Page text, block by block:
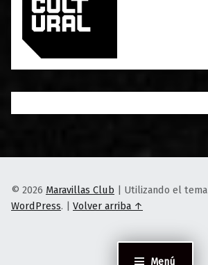
Menú
© 2026 Maravillas Club Utilizando el tema
WordPress. Volver arriba ↑